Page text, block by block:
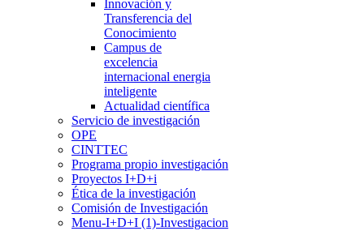
Innovación y
Transferencia del
Conocimiento
Campus de
excelencia
internacional energia
inteligente
Actualidad científica
Servicio de investigación
OPE
CINTTEC
Programa propio investigación
Proyectos I+D+i
Ética de la investigación
Comisión de Investigación
Menu-I+D+I (1)-Investigacion